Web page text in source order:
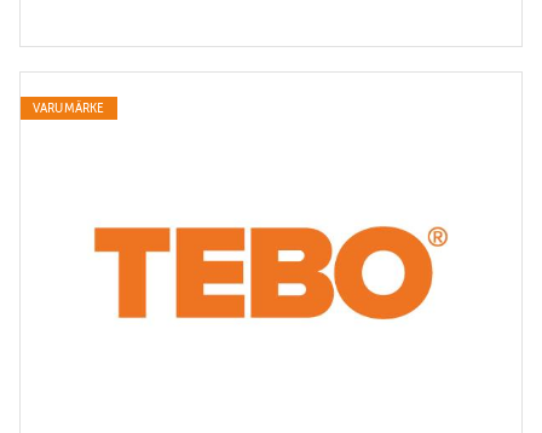
VARUMÄRKE